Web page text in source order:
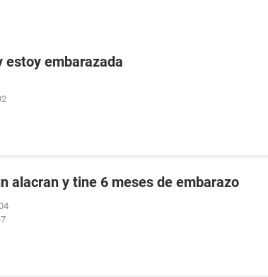
estoy embarazada
alacran y tine 6 meses de embarazo